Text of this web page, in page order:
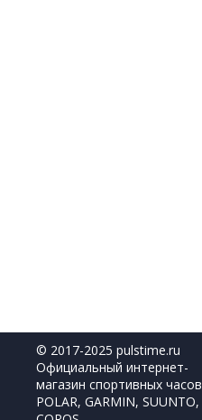
© 2017-2025 pulstime.ru
Официальный интернет-
магазин спортивных часов
POLAR, GARMIN, SUUNTO,